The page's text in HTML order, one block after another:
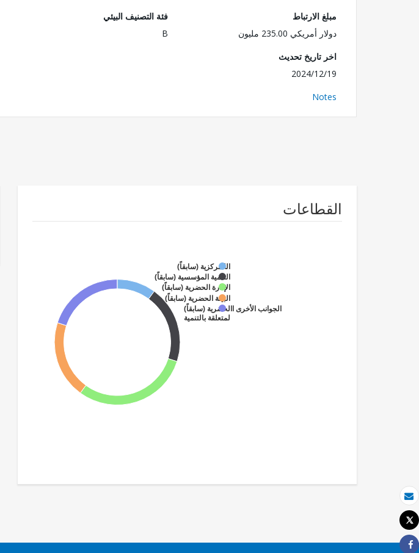
بريد الكتروني
طباعة
Tweet
مبلغ الارتباط
دولار أمريكي 235.00 مليون
فئة التصنيف البيئي
B
اخر تاريخ تحديث
2024/12/19
Notes
القطاعات
اللامركزية (سابقاً)
التنمية المؤسسية (سابقاً)
الإدارة الحضرية (سابقاً)
البيئة الحضرية (سابقاً)
الجوانب الأخرى المتعلقة بالتنمية
الحضرية (سابقاً)